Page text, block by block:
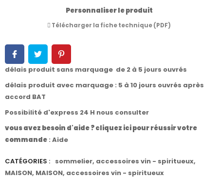
Personnaliser le produit
Télécharger la fiche technique (PDF)
délais produit sans marquage de 2 à 5 jours ouvrés
délais produit avec marquage : 5 à 10 jours ouvrés après
accord BAT
Possibilité d'express 24 H nous consulter
vous avez besoin d'aide ? cliquez ici pour réussir votre
commande : Aide
CATÉGORIES : sommelier, accessoires vin - spiritueux,
MAISON, MAISON, accessoires vin - spiritueux